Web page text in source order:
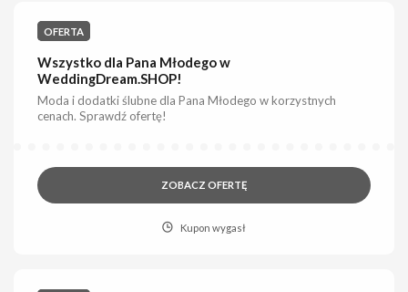
OFERTA
Wszystko dla Pana Młodego w
WeddingDream.SHOP!
Moda i dodatki ślubne dla Pana Młodego w korzystnych
cenach. Sprawdź ofertę!
ZOBACZ OFERTĘ
Kupon wygasł